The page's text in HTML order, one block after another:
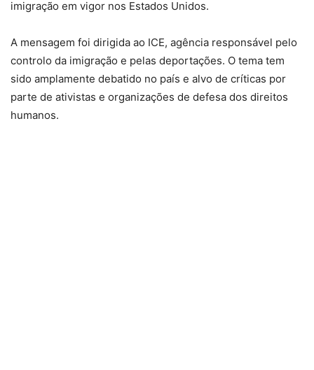
imigração em vigor nos Estados Unidos.
A mensagem foi dirigida ao ICE, agência responsável pelo
controlo da imigração e pelas deportações. O tema tem
sido amplamente debatido no país e alvo de críticas por
parte de ativistas e organizações de defesa dos direitos
humanos.